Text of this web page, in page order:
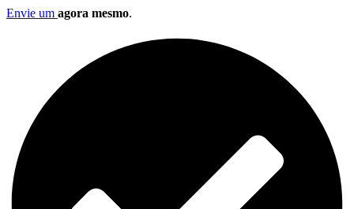
Envie um agora mesmo.